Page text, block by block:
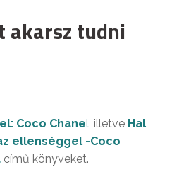
akarsz tudni
Coco Chanel , illetve Hal
ellenséggel -Coco
című könyveket.